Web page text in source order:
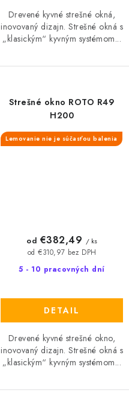
Drevené kyvné strešné okná,
inovovaný dizajn. Strešné okná s
„klasickým“ kyvným systémom...
Strešné okno ROTO R49
H200
Lemovanie nie je súčasťou balenia
5 - 10 pracovných dní
od €310,97 bez DPH
od €382,49 / ks
DETAIL
Drevené kyvné strešné okno,
inovovaný dizajn. Strešné okná s
„klasickým“ kyvným systémom...